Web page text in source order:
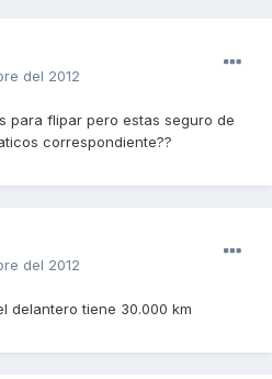
del 2012
para flipar pero estas seguro de
correspondiente??
del 2012
delantero tiene 30.000 km